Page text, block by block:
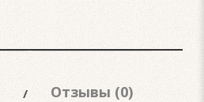
Отзывы (0)